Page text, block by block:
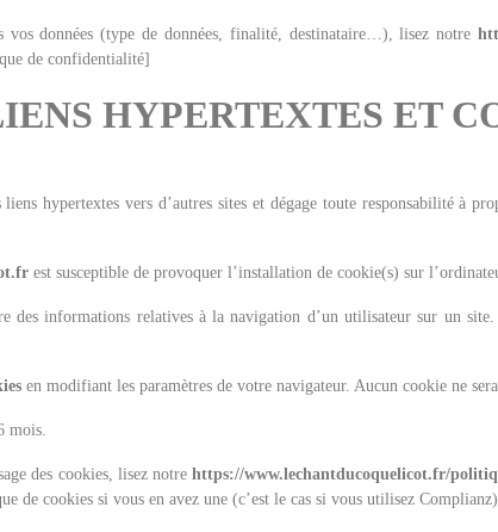
données (type de données, finalité, destinataire…), lisez notre
de confidentialité]
HYPERTEXTES ET
hypertextes vers d’autres sites et dégage toute responsabilité à
est susceptible de provoquer l’installation de cookie(s) sur
informations relatives à la navigation d’un utilisateur sur un site.
en modifiant les paramètres de votre navigateur. Aucun cookie ne
mois.
des cookies, lisez notrehttps://www.lechantducoquelicot.fr/
cookies si vous en avez une (c’est le cas si vous utilisez